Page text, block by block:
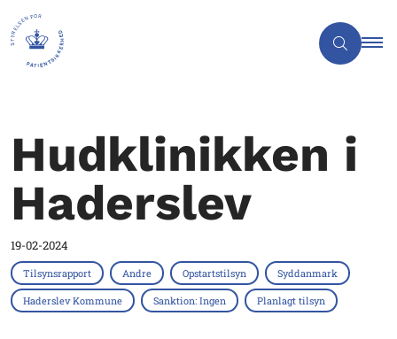
Hudklinikken i
Haderslev
19-02-2024
Tilsynsrapport Andre Opstartstilsyn Syddanmark
Haderslev Kommune Sanktion: Ingen Planlagt tilsyn